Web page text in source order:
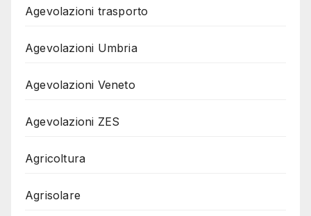
Agevolazioni trasporto
Agevolazioni Umbria
Agevolazioni Veneto
Agevolazioni ZES
Agricoltura
Agrisolare